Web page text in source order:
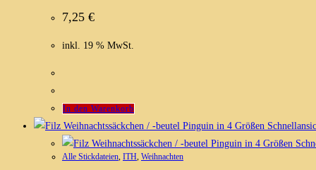
7,25 €
inkl. 19 % MwSt.
In den Warenkorb
Alle Stickdateien ITH Weihnachten